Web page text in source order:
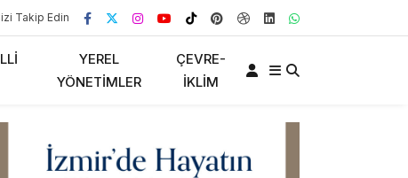
Takip Edin
YEREL
YÖNETIMLER
ÇEVRE-
İKLIM